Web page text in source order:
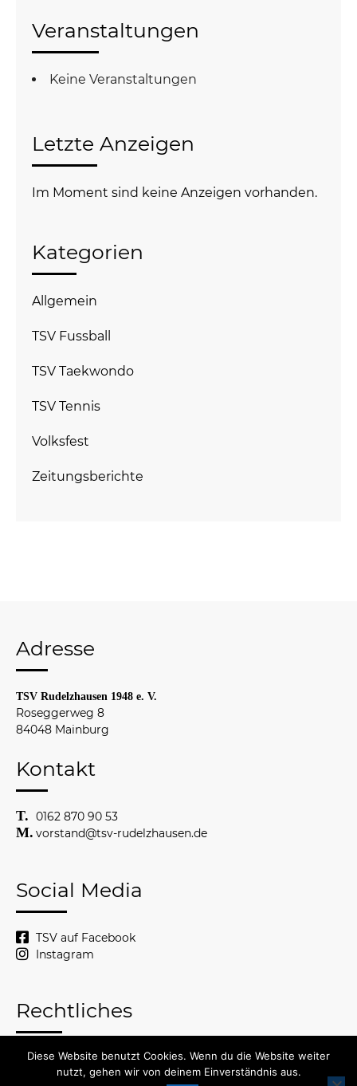
Veranstaltungen
Keine Veranstaltungen
Letzte Anzeigen
Im Moment sind keine Anzeigen vorhanden.
Kategorien
Allgemein
TSV Fussball
TSV Taekwondo
TSV Tennis
Volksfest
Zeitungsberichte
Adresse
TSV Rudelzhausen 1948 e. V.
Roseggerweg 8
84048 Mainburg
Kontakt
0162 870 90 53
vorstand@tsv-rudelzhausen.de
Social Media
TSV auf Facebook
Instagram
Rechtliches
© 2026 TSV Rudelzhausen
Impressum
Diese Website benutzt Cookies. Wenn du die Website weiter
nutzt, gehen wir von deinem Einverständnis aus.